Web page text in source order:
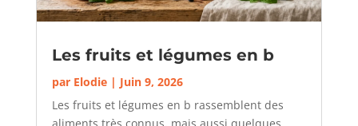
Les fruits et légumes en b
par Elodie| Juin 9, 2026
Les fruits et légumes en b rassemblent des
aliments très connus, mais aussi quelques